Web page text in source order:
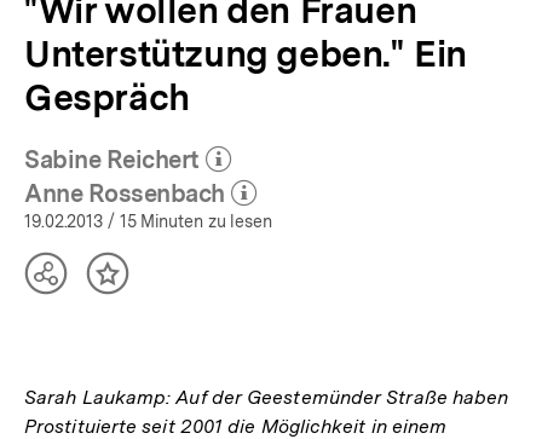
"Wir wollen den Frauen
Unterstützung geben." Ein
Gespräch
Sabine Reichert
(Mehr zum Autor)
öffnen
Anne Rossenbach
(Mehr zum Autor)
öffnen
19.02.2013 / 15 Minuten zu lesen
TeilenInhalt
Sarah Laukamp: Auf der Geestemünder Straße haben
Prostituierte seit 2001 die Möglichkeit in einem